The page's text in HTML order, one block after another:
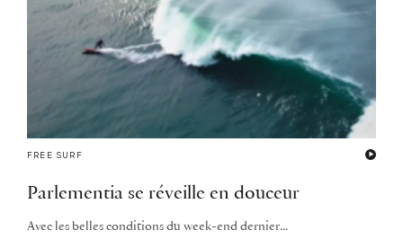
FREE SURF
Parlementia se réveille en douceur
Avec les belles conditions du week-end dernier...